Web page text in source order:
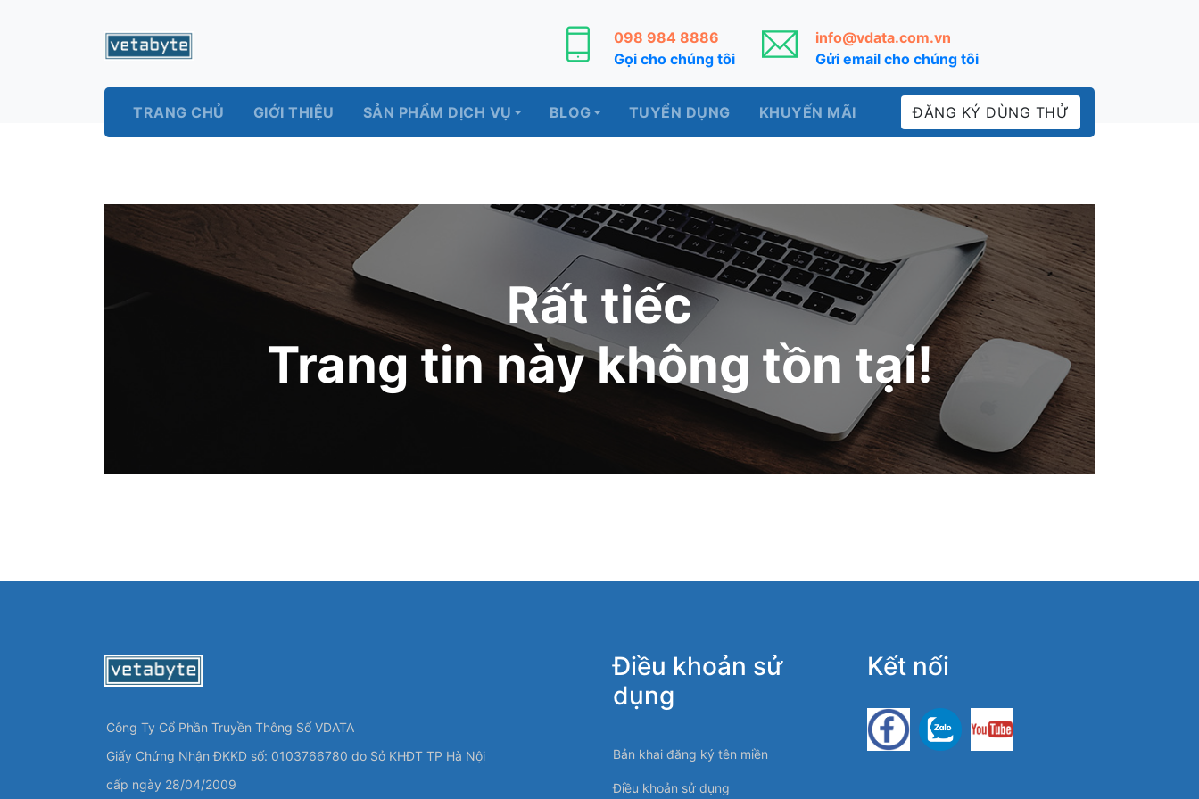
098 984 8886
Gọi cho chúng tôi
info@vdata.com.vn
Gửi email cho chúng tôi
TRANG CHỦ GIỚI THIỆU SẢN PHẨM DỊCH VỤ BLOG TUYỂN DỤNG KHUYẾN MÃI ĐĂNG KÝ DÙNG THỬ
Rất tiếc
Trang tin này không tồn tại!
Công Ty Cổ Phần Truyền Thông Số VDATA
Giấy Chứng Nhận ĐKKD số: 0103766780 do Sở KHĐT TP Hà Nội
cấp ngày 28/04/2009
Điều khoản sử
dụng
Bản khai đăng ký tên miền
Điều khoản sử dụng
Kết nối